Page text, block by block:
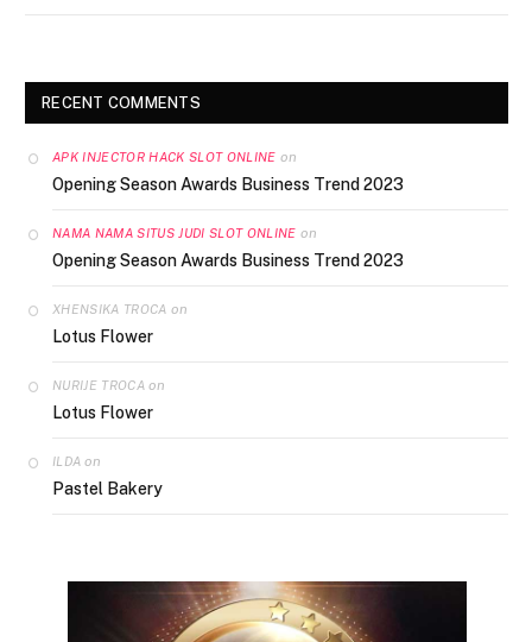
RECENT COMMENTS
APK INJECTOR HACK SLOT ONLINE on
Opening Season Awards Business Trend 2023
NAMA NAMA SITUS JUDI SLOT ONLINE on
Opening Season Awards Business Trend 2023
XHENSIKA TROCA on
Lotus Flower
NURIJE TROCA on
Lotus Flower
ILDA on
Pastel Bakery